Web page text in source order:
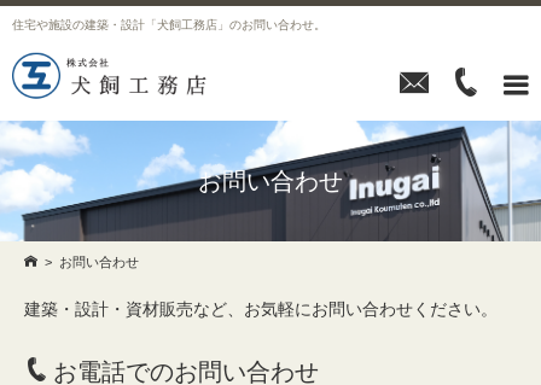
住宅や施設の建築・設計「犬飼工務店」のお問い合わせ。
  
お問い合わせ
 > お問い合わせ
建築・設計・資材販売など、お気軽にお問い合わせください。
 お電話でのお問い合わせ